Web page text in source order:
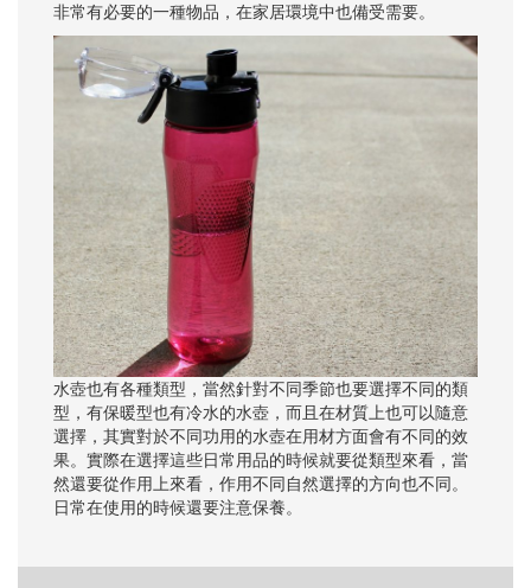
非常有必要的一種物品，在家居環境中也備受需要。
水壺也有各種類型，當然針對不同季節也要選擇不同的類
型，有保暖型也有冷水的水壺，而且在材質上也可以隨意
選擇，其實對於不同功用的水壺在用材方面會有不同的效
果。實際在選擇這些日常用品的時候就要從類型來看，當
然還要從作用上來看，作用不同自然選擇的方向也不同。
日常在使用的時候還要注意保養。